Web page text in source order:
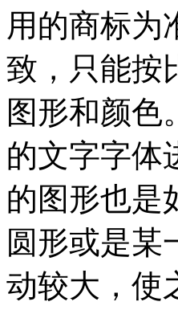
用的商标为
致，只能按
图形和颜色
的文字字体
的图形也是
圆形或是某
动较大，使